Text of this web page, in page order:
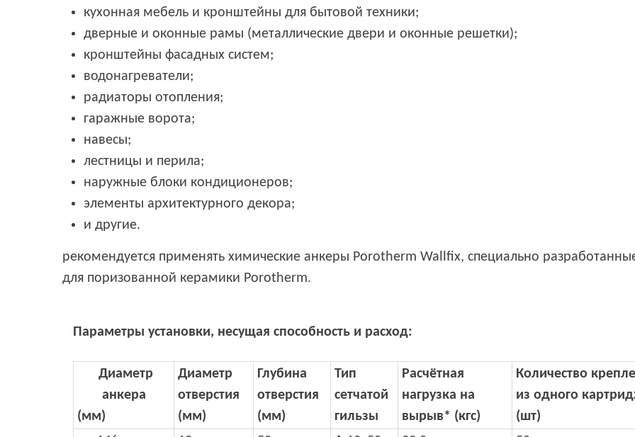
кухонная мебель и кронштейны для бытовой техники;
дверные и оконные рамы (металлические двери и оконные решетки);
кронштейны фасадных систем;
водонагреватели;
радиаторы отопления;
гаражные ворота;
навесы;
лестницы и перила;
наружные блоки кондиционеров;
элементы архитектурного декора;
и другие.
рекомендуется применять химические анкеры Porotherm Wallfix, специально
для поризованной керамики Porotherm.
Параметры установки, несущая способность и расход:
Диаметр
анкера
(мм)
Диаметр
отверстия
(мм)
Глубина
отверстия
(мм)
Тип
сетчатой
гильзы
Расчётная
нагрузка на
вырыв* (кгс)
Количество
из одного
(шт)